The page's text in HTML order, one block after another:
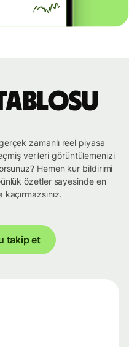
tablosu
zamanlı reel piyasa
verileri görüntülemenizi
Hemen kur bildirimi
özetler sayesinde en
takip et